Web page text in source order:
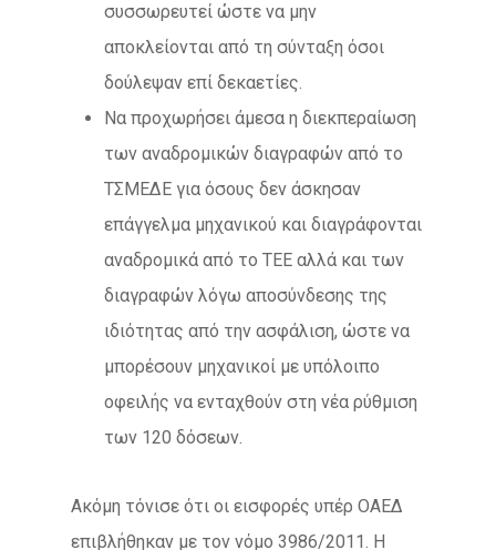
συσσωρευτεί ώστε να μην
αποκλείονται από τη σύνταξη όσοι
δούλεψαν επί δεκαετίες.
Να προχωρήσει άμεσα η διεκπεραίωση
των αναδρομικών διαγραφών από το
ΤΣΜΕΔΕ για όσους δεν άσκησαν
επάγγελμα μηχανικού και διαγράφονται
αναδρομικά από το ΤΕΕ αλλά και των
διαγραφών λόγω αποσύνδεσης της
ιδιότητας από την ασφάλιση, ώστε να
μπορέσουν μηχανικοί με υπόλοιπο
οφειλής να ενταχθούν στη νέα ρύθμιση
των 120 δόσεων.
Ακόμη τόνισε ότι οι εισφορές υπέρ ΟΑΕΔ
επιβλήθηκαν με τον νόμο 3986/2011. Η